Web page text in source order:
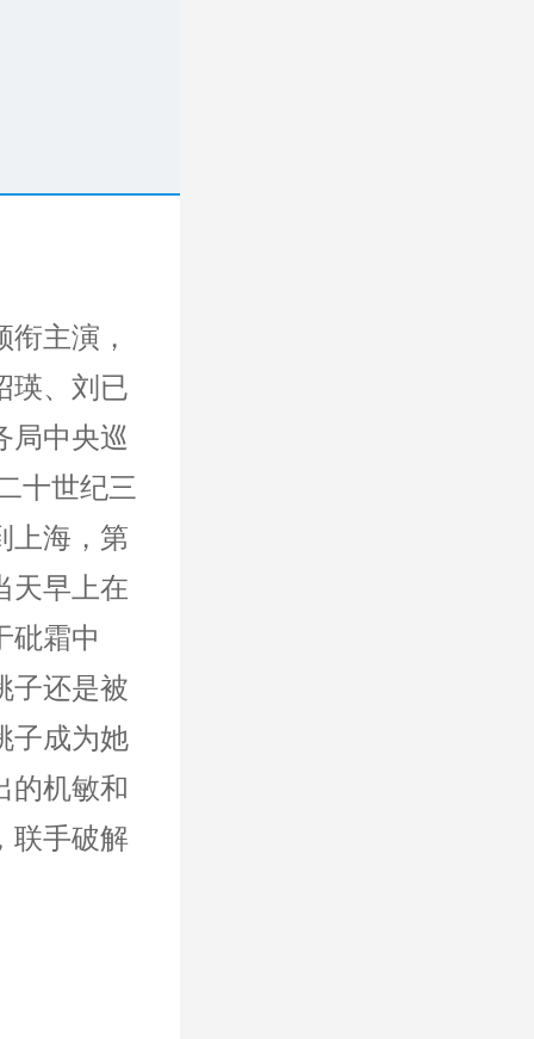
主演，
瑛、刘已
局中央巡
十世纪三
上海，第
天早上在
砒霜中
子还是被
子成为她
的机敏和
联手破解